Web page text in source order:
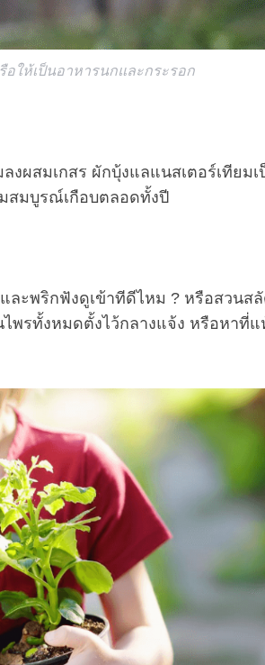
อให้เป็นอาหารนกและกระรอก
งผสมเกสร ผักบุ้งแลแนสเตอร์เทียม
สมบูรณ์เกือบตลอดทั้งปี
ละพริกฟังดูเข้าทีดีไหม ? หรือสวนส
พรทั้งหมดตั้งไว้กลางแจ้ง หรือหาที่